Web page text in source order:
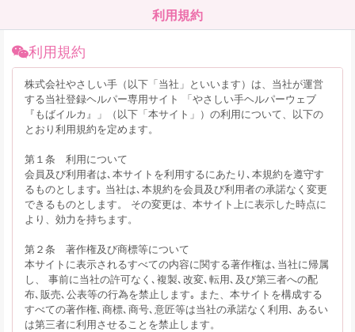
利用規約
利用規約
株式会社やさしい手（以下「当社」といいます）は、当社が運営
する当社登録ヘルパー専用サイト 「やさしい手ヘルパーウェブ
『もばイルカ』」（以下「本サイト」）の利用について、以下の
とおり利用規約を定めます。
第１条 利用について
会員及び利用者は､本サイトを利用するにあたり､本規約を遵守す
るものとします｡ 当社は､本規約を会員及び利用者の承諾なく変更
できるものとします。 その変更は、本サイト上に表示した時点に
より、効力を持ちます。
第２条 著作権及び商標等について
本サイトに表示されるすべての内容に関する著作権は､当社に帰属
し、 事前に当社の許可なく､複製､改変､転用､及び第三者への配
布､販売､公表等の行為を禁止します｡ また、本サイトを構成する
すべての著作権､商標､商号､意匠等は当社の承諾なく利用､ あるい
は第三者に利用させることを禁止します。